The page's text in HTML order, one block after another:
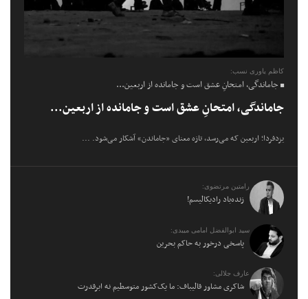
کاظم یاوری نسب:
جاماندگی، امتحانِ عشق است و جامانده از اربعین...
جاماندگی، امتحانِ عشق است و جامانده از اربعین...
یزدفردا؛ اربعین که می‌رسد، تازه معنای «جاماندن» آشکار می‌شود. ...
رامتین مرتضوی:
زنده‌باد رادیکالیسم!
سید ابوالفضل امامی میبدی:
پاسخی درخور به حاکم بحرین
عارف جلالی:
شاکری مشاور قالیباف: ما یک‌کشور متوسطیم نه ابرقدرت